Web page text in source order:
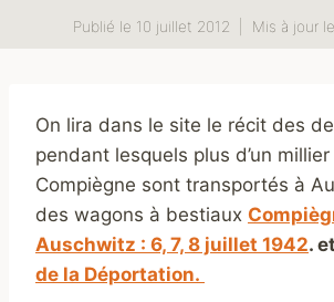
Publié le 10 juillet 2012 Mis à jour le
On lira dans le site le récit des
pendant lesquels plus d’un
Compiègne sont transportés à
des wagons à bestiaux
Auschwitz : 6, 7, 8 juillet 1942. et
de la Déportation.